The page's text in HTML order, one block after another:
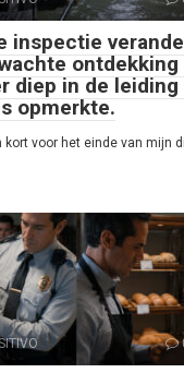
inspectie
ontdekking
diep in de
opmerkte.
kort voor het einde van mijn